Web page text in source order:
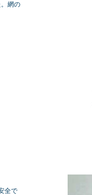
網の
全で